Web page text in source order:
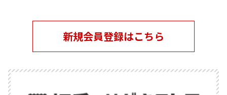
新規会員登録はこちら